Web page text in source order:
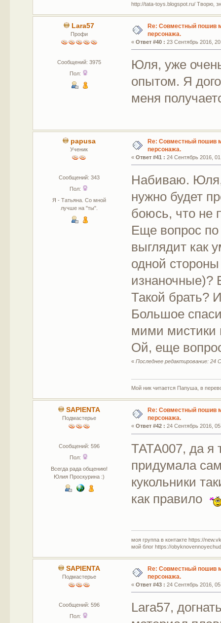
http://tata-toys.blogspot.ru/ Творю,
Lara57
Профи
Сообщений: 3975
Пол:
Re: Совместный пошив
персонажа.
«Ответ #40 : 23 Сентябрь 2016,
Юля, уже
опытом. Я
меня
papusa
Ученик
Сообщений: 343
Пол:
Я - Татьяна. Со мной
лучше на "ты".
Re: Совместный пошив
персонажа.
«Ответ #41 : 24 Сентябрь 2016,
Набиваю. Юля,
нужно будет
боюсь, что не
Еще вопрос по
выглядит как
одной
изнаночные)?
Такой брать?
Большое
мими мистики
Ой, еще
«Последнее редактирование: 24
Мой ник читается Папуша, в
SAPIENTA
Подмастерье
Сообщений: 596
Пол:
Всегда рада общению!
Юлия Проскурина :)
Re: Совместный пошив
персонажа.
«Ответ #42 : 24 Сентябрь 2016,
ТАТА007, да я
придумала
кукольники
как правило
моя группа в контакте https://
мой блог https://
SAPIENTA
Подмастерье
Сообщений: 596
Пол:
Re: Совместный пошив
персонажа.
«Ответ #43 : 24 Сентябрь 2016,
Lara57,